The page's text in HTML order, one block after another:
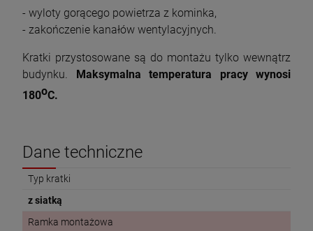
- wyloty gorącego powietrza z kominka,
- zakończenie kanałów wentylacyjnych.
Kratki przystosowane są do montażu tylko wewnątrz
budynku.
Maksymalna temperatura pracy wynosi
180oC.
Dane techniczne
Typ kratki
z siatką
Ramka montażowa